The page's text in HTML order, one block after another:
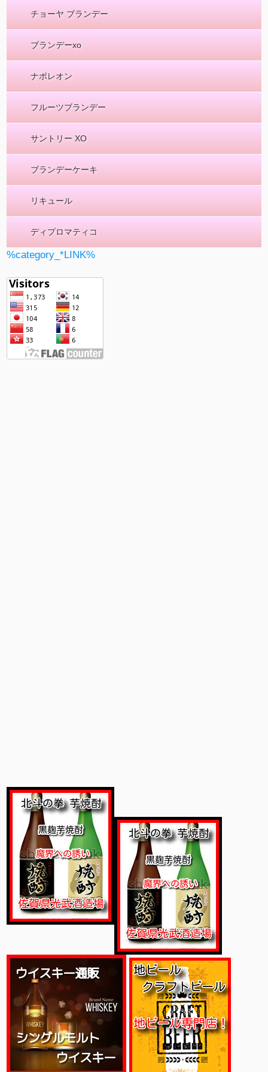
チョーヤ ブランデー
ブランデーxo
ナポレオン
フルーツブランデー
サントリー XO
ブランデーケーキ
リキュール
ディプロマティコ
%category_*LINK%